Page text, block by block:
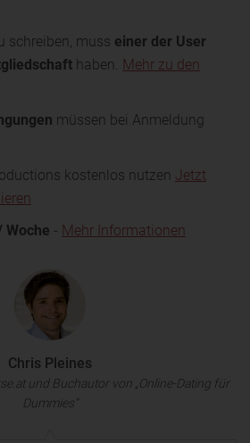
schreiben, muss einer der User
haben. Mehr zu den
müssen bei Anmeldung
kostenlos nutzen Jetzt
Woche - Mehr Informationen
Chris Pleines
und Buchautor von „Online-Dating für
Dummies“